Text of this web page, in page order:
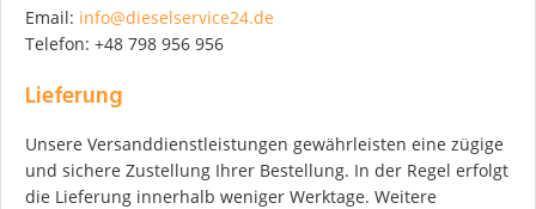
Email: info@dieselservice24.de
Telefon: +48 798 956 956
Lieferung
Unsere Versanddienstleistungen gewährleisten eine zügige
und sichere Zustellung Ihrer Bestellung. In der Regel erfolgt
die Lieferung innerhalb weniger Werktage. Weitere